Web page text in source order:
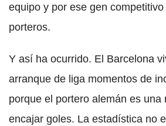
equipo y por ese gen
porteros.
Y así ha ocurrido. El Barcelona
arranque de liga momentos de
porque el portero alemán es una
encajar goles. La estadística no